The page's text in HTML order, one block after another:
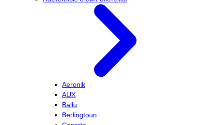
Aeronik
AUX
Ballu
Berlingtoun